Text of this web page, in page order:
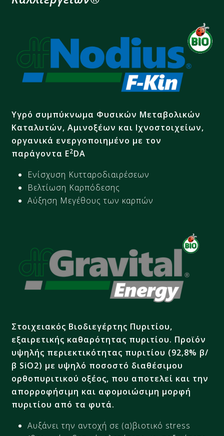
Υγρό συμπύκνωμα Φυσικών Μεταβολικών
Καταλυτών, Αμινοξέων και Ιχνοστοιχείων,
οργανικά ενεργοποιημένο με τον
παράγοντα E2DA
Ενίσχυση Κυτταροδιαιρέσεων
Βελτίωση Καρπόδεσης
Αύξηση Μεγέθους των καρπών
Στοιχειακός Βιοδιεγέρτης Πυριτίου,
εξαιρετικής καθαρότητας πυριτίου. Προϊόν
υψηλής περιεκτικότητας πυριτίου (92,8% β/
β SiO2) με υψηλό ποσοστό διαθέσιμου
ορθοπυριτικού οξέος, που αποτελεί και την
απορροφήσιμη και αφομοιώσιμη μορφή
πυριτίου από τα φυτά.​
Αυξάνει την αντοχή σε (α)βιοτικό stress